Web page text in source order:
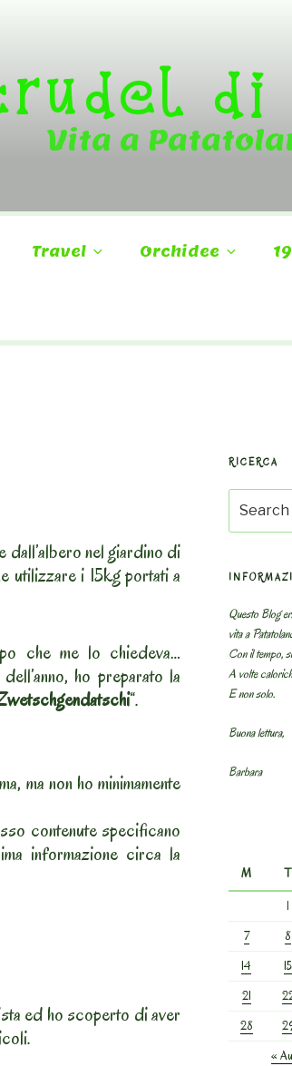
di
Vita a
Travel Orchidee
dall’albero nel giardino di
utilizzare i 15kg portati a
che me lo chiedeva…
ho preparato la
“.
ma non ho minimamente
contenute specificano
informazione circa la
ed ho scoperto di aver
RICERCA
for:
Questo Blog
vita a
Con il tempo,
A volte
E non solo.
Buona lettura,
Barbara
M
T
1
7
8
14
15
21
28
«